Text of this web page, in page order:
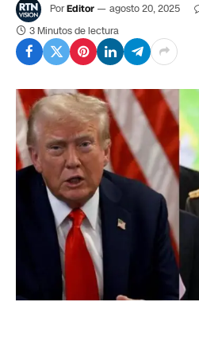
PorEditor agosto 20, 2025
3 Minutos de lectura